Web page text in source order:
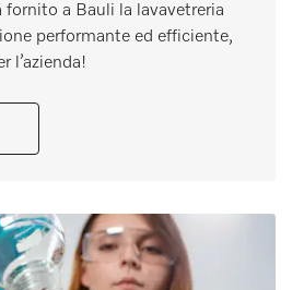
fornito a Bauli la lavavetreria
performante ed efficiente,
l’azienda!